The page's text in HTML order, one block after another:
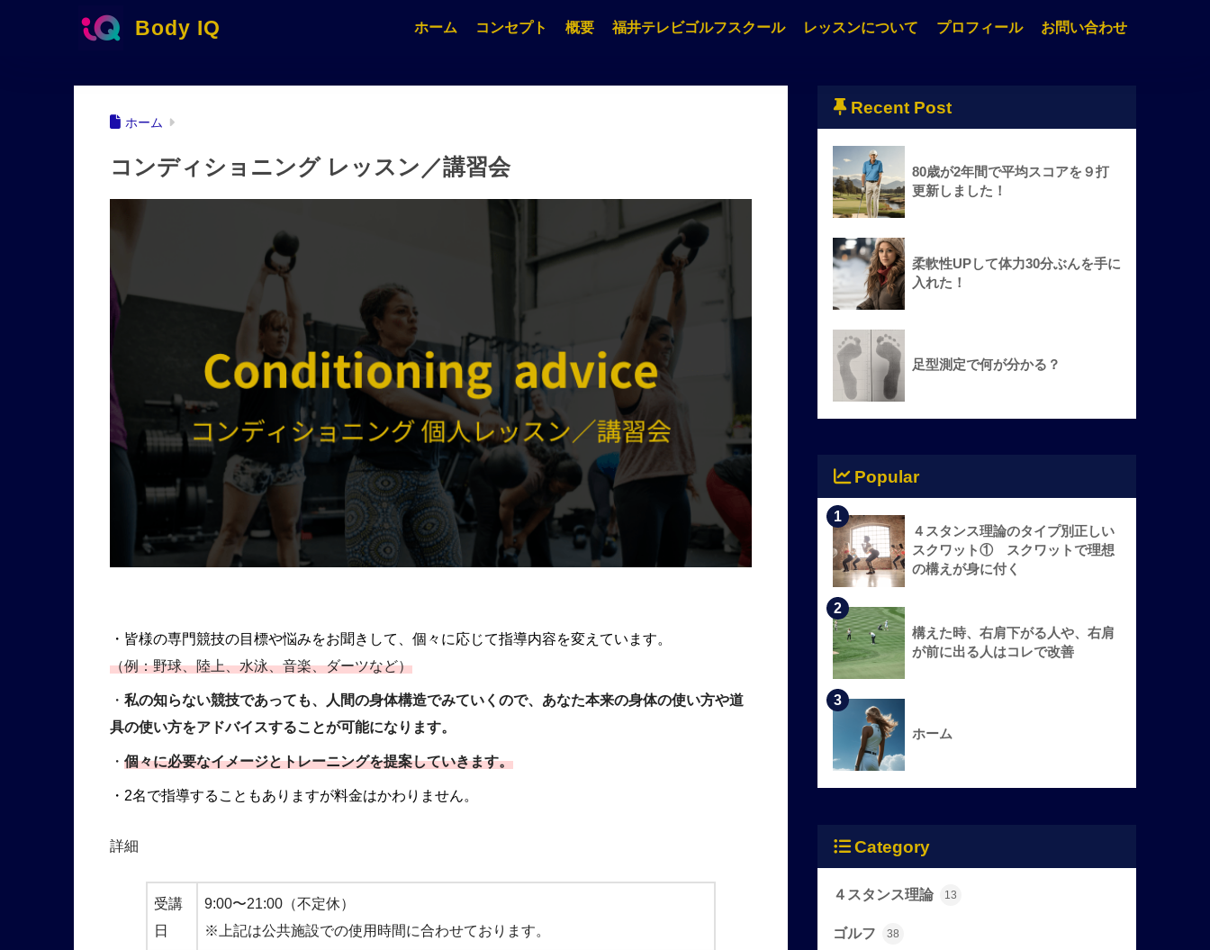
Body IQ ホーム コンセプト 概要 福井テレビゴルフスクール レッスンについて プロフィール お問い合わせ
ホーム
コンディショニング レッスン／講習会
・皆様の専門競技の目標や悩みをお聞きして、個々に応じて指導内容を変えています。
（例：野球、陸上、水泳、音楽、ダーツなど）
・ 私の知らない競技であっても、人間の身体構造でみていくので、あなた本来の身体の使い方や道
具の使い方をアドバイスすることが可能になります。
・ 個々に必要なイメージとトレーニングを提案していきます。
・2名で指導することもありますが料金はかわりません。
詳細
受講
日
9:00〜21:00（不定休）
※上記は公共施設での使用時間に合わせております。
Recent Post
80歳が2年間で平均スコアを９打
更新しました！
柔軟性UPして体力30分ぶんを手に
入れた！
足型測定で何が分かる？
Popular
1
４スタンス理論のタイプ別正しい
スクワット① スクワットで理想
の構えが身に付く
2
構えた時、右肩下がる人や、右肩
が前に出る人はコレで改善
3
ホーム
Category
４スタンス理論 13
ゴルフ 38